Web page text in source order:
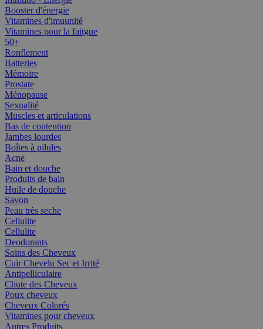
Booster d'énergie
Vitamines d'imuunité
Vitamines pour la faitgue
50+
Ronflement
Batteries
Mémoire
Prostate
Ménopause
Sexualité
Muscles et articulations
Bas de contention
Jambes lourdes
Boîtes à pilules
Acne
Bain et douche
Produits de bain
Huile de douche
Savon
Peau très seche
Cellulite
Cellulite
Deodorants
Soins des Cheveux
Cuir Chevelu Sec et Irrité
Antipelliculaire
Chute des Cheveux
Poux cheveux
Cheveux Colorés
Vitamines pour cheveux
Autres Produits